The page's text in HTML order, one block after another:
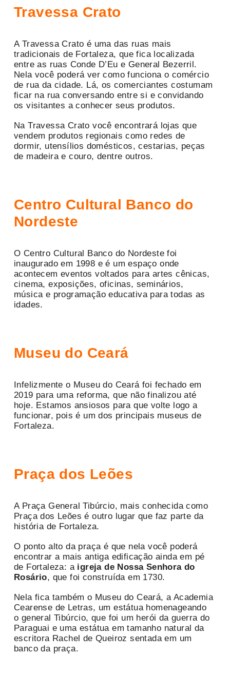
Travessa Crato
A Travessa Crato é uma das ruas mais
tradicionais de Fortaleza, que fica localizada
entre as ruas Conde D’Eu e General Bezerril.
Nela você poderá ver como funciona o comércio
de rua da cidade. Lá, os comerciantes costumam
ficar na rua conversando entre si e convidando
os visitantes a conhecer seus produtos.
Na Travessa Crato você encontrará lojas que
vendem produtos regionais como redes de
dormir, utensílios domésticos, cestarias, peças
de madeira e couro, dentre outros.
Centro Cultural Banco do
Nordeste
O Centro Cultural Banco do Nordeste foi
inaugurado em 1998 e é um espaço onde
acontecem eventos voltados para artes cênicas,
cinema, exposições, oficinas, seminários,
música e programação educativa para todas as
idades.
Museu do Ceará
Infelizmente o Museu do Ceará foi fechado em
2019 para uma reforma, que não finalizou até
hoje. Estamos ansiosos para que volte logo a
funcionar, pois é um dos principais museus de
Fortaleza.
Praça dos Leões
A Praça General Tibúrcio, mais conhecida como
Praça dos Leões é outro lugar que faz parte da
história de Fortaleza.
O ponto alto da praça é que nela você poderá
encontrar a mais antiga edificação ainda em pé
de Fortaleza: a igreja de Nossa Senhora do
Rosário, que foi construída em 1730.
Nela fica também o Museu do Ceará, a Academia
Cearense de Letras, um estátua homenageando
o general Tibúrcio, que foi um herói da guerra do
Paraguai e uma estátua em tamanho natural da
escritora Rachel de Queiroz sentada em um
banco da praça.